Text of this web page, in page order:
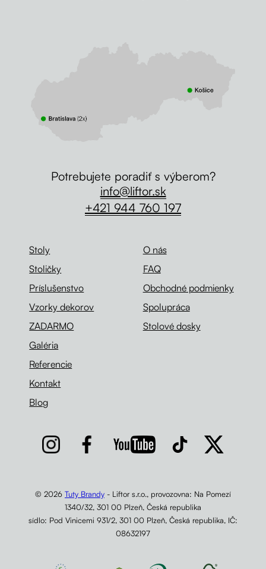
Stoly
Stoličky
Príslušenstvo
Vzorky dekorov
ZADARMO
Galéria
Referencie
Kontakt
Blog
O nás
FAQ
Obchodné podmienky
Spolupráca
Stolové dosky
Potrebujete poradiť s výberom?
info@liftor.sk
+421 944 760 197
© 2026 Tuty Brandy- Liftor s.r.o., provozovna: Na Pomezí
1340/32, 301 00 Plzeň, Česká republika
sídlo: Pod Vinicemi 931/2, 301 00 Plzeň, Česká republika, IČ:
08632197